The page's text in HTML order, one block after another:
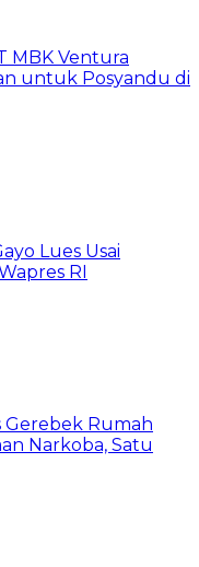
MBK Ventura
untuk Posyandu di
Lues Usai
RI
Gerebek Rumah
Narkoba, Satu